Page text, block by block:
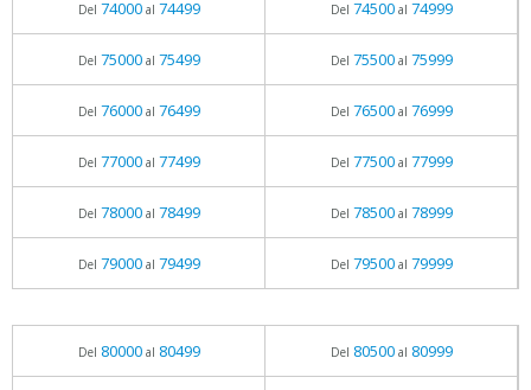
Del 74000al 74499 Del 74500al 74999
Del 75000al 75499 Del 75500al 75999
Del 76000al 76499 Del 76500al 76999
Del 77000al 77499 Del 77500al 77999
Del 78000al 78499 Del 78500al 78999
Del 79000al 79499 Del 79500al 79999
Del 80000al 80499 Del 80500al 80999